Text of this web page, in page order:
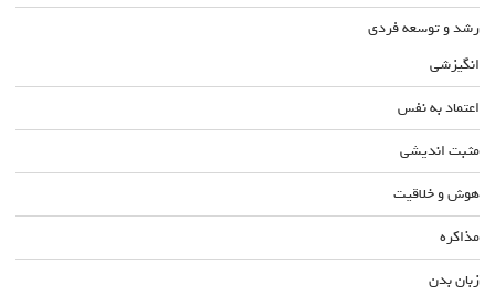
رشد و توسعه فردی
انگیزشی
اعتماد به نفس
مثبت اندیشی
هوش و خلاقیت
مذاکره
زبان بدن